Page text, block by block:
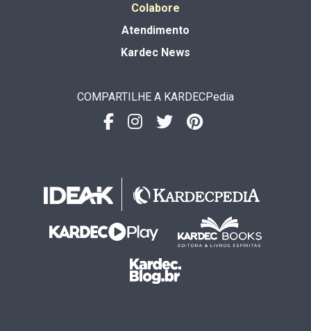
Colabore
Atendimento
Kardec News
COMPARTILHE A KARDECPedia